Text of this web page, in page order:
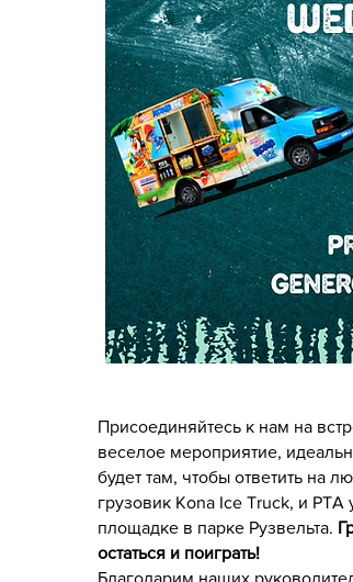
Присоединяйтесь к нам на
веселое мероприятие,
будет там, чтобы ответить на
грузовик Kona Ice Truck, и
площадке в парке Рузвельта.
остаться и поиграть!
Благодарим наших